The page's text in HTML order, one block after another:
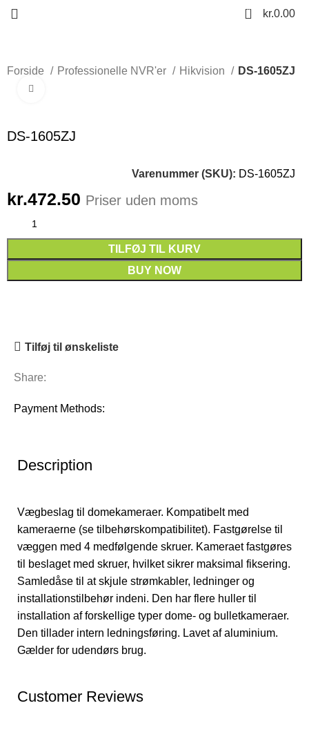
0 kr.0.00
Forside Professionelle NVR'er Hikvision DS-1605ZJ
DS-1605ZJ
Varenummer (SKU): DS-1605ZJ
kr.472.50 Priser uden moms
TILFØJ TIL KURV
BUY NOW
Tilføj til ønskeliste
Share:
Payment Methods:
Description
Vægbeslag til domekameraer. Kompatibelt med
kameraerne (se tilbehørskompatibilitet). Fastgørelse til
væggen med 4 medfølgende skruer. Kameraet fastgøres
til beslaget med skruer, hvilket sikrer maksimal fiksering.
Samledåse til at skjule strømkabler, ledninger og
installationstilbehør indeni. Den har flere huller til
installation af forskellige typer dome- og bulletkameraer.
Den tillader intern ledningsføring. Lavet af aluminium.
Gælder for udendørs brug.
Customer Reviews